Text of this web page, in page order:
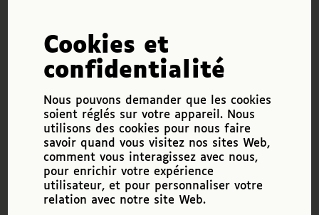
Cookies et
confidentialité
Nous pouvons demander que les cookies
soient réglés sur votre appareil. Nous
utilisons des cookies pour nous faire
savoir quand vous visitez nos sites Web,
comment vous interagissez avec nous,
pour enrichir votre expérience
utilisateur, et pour personnaliser votre
relation avec notre site Web.
3 juin 2022
Catégorie(s) :
DV ,Employeur
Ajouter au calendrier
Salon Handica 2022
Forum Emploi Handicap